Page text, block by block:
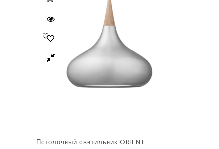
Потолочный светильник ORIENT